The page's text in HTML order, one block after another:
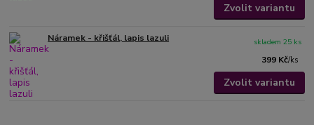
Zvolit variantu
Náramek - křišťál, lapis lazuli
399 Kč/ks
skladem 25 ks
Zvolit variantu